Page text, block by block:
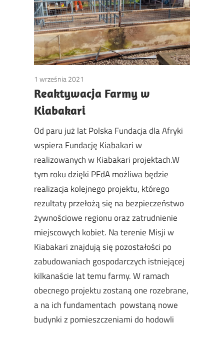
1 września 2021
Reaktywacja Farmy w
Kiabakari
Od paru już lat Polska Fundacja dla Afryki
wspiera Fundację Kiabakari w
realizowanych w Kiabakari projektach.W
tym roku dzięki PFdA możliwa będzie
realizacja kolejnego projektu, którego
rezultaty przełożą się na bezpieczeństwo
żywnościowe regionu oraz zatrudnienie
miejscowych kobiet. Na terenie Misji w
Kiabakari znajdują się pozostałości po
zabudowaniach gospodarczych istniejącej
kilkanaście lat temu farmy. W ramach
obecnego projektu zostaną one rozebrane,
a na ich fundamentach powstaną nowe
budynki z pomieszczeniami do hodowli